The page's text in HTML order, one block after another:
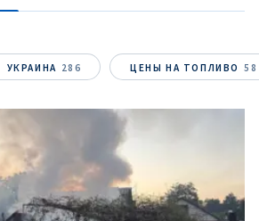
УКРАИНА 286 ЦЕНЫ НА ТОПЛИВО 58